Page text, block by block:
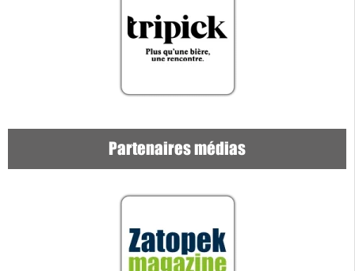
Partenaires médias